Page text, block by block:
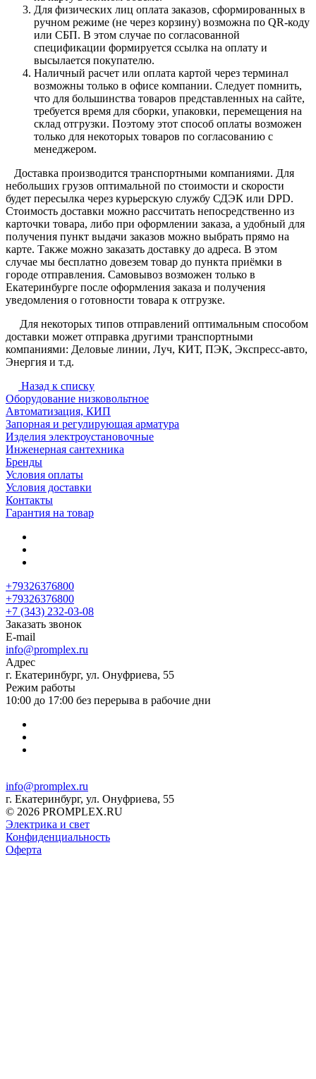
Для физических лиц оплата заказов, сформированных в
ручном режиме (не через корзину) возможна по QR-коду
или СБП. В этом случае по согласованной
спецификации формируется ссылка на оплату и
высылается покупателю.
Наличный расчет или оплата картой через терминал
возможны только в офисе компании. Следует помнить,
что для большинства товаров представленных на сайте,
требуется время для сборки, упаковки, перемещения на
склад отгрузки. Поэтому этот способ оплаты возможен
только для некоторых товаров по согласованию с
менеджером.
Доставка производится транспортными компаниями. Для
небольших грузов оптимальной по стоимости и скорости
будет пересылка через курьерскую службу СДЭК или DPD.
Стоимость доставки можно рассчитать непосредственно из
карточки товара, либо при оформлении заказа, а удобный для
получения пункт выдачи заказов можно выбрать прямо на
карте. Также можно заказать доставку до адреса. В этом
случае мы бесплатно довезем товар до пункта приёмки в
городе отправления. Самовывоз возможен только в
Екатеринбурге после оформления заказа и получения
уведомления о готовности товара к отгрузке.
Для некоторых типов отправлений оптимальным способом
доставки может отправка другими транспортными
компаниями: Деловые линии, Луч, КИТ, ПЭК, Экспресс-авто,
Энергия и т.д.
Назад к списку
Оборудование низковольтное
Автоматизация, КИП
Запорная и регулирующая арматура
Изделия электроустановочные
Инженерная сантехника
Бренды
Условия оплаты
Условия доставки
Контакты
Гарантия на товар
+79326376800
+79326376800
+7 (343) 232-03-08
Заказать звонок
E-mail
info@promplex.ru
Адрес
г. Екатеринбург, ул. Онуфриева, 55
Режим работы
10:00 до 17:00 без перерыва в рабочие дни
info@promplex.ru
г. Екатеринбург, ул. Онуфриева, 55
© 2026 PROMPLEX.RU
Электрика и свет
Конфиденциальность
Оферта